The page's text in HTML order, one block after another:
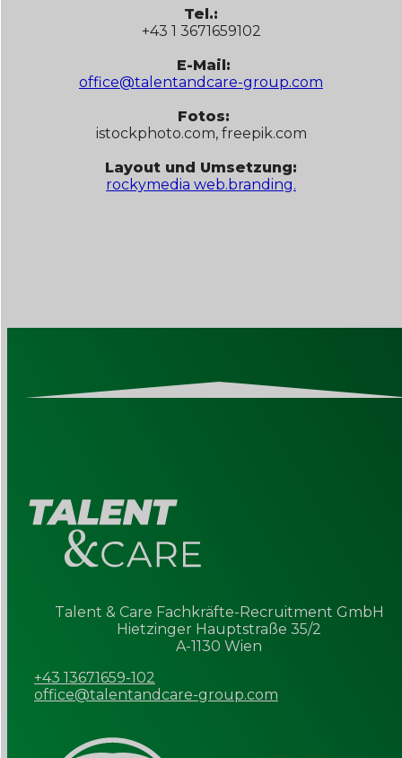
Tel.:
+43 1 3671659102
E-Mail:
office@talentandcare-group.com
Fotos:
istockphoto.com, freepik.com
Layout und Umsetzung:
rockymedia web.branding.
Talent & Care Fachkräfte-Recruitment GmbH
Hietzinger Hauptstraße 35/2
A-1130 Wien
+43 13671659-102
office@talentandcare-group.com